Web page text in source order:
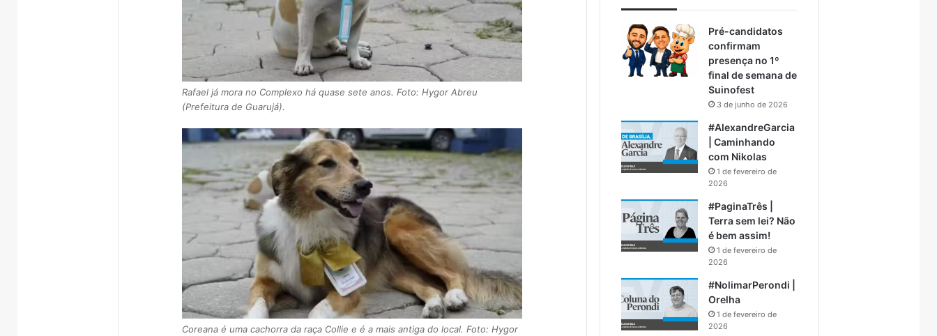
Rafael já mora no Complexo há quase sete anos. Foto: Hygor Abreu
(Prefeitura de Guarujá).
Coreana é uma cachorra da raça Collie e é a mais antiga do local. Foto: Hygor
Pré-candidatos
confirmam
presença no 1º
final de semana de
Suinofest
3 de junho de 2026
#AlexandreGarcia
| Caminhando
com Nikolas
1 de fevereiro de
2026
#PaginaTrês |
Terra sem lei? Não
é bem assim!
1 de fevereiro de
2026
#NolimarPerondi |
Orelha
1 de fevereiro de
2026